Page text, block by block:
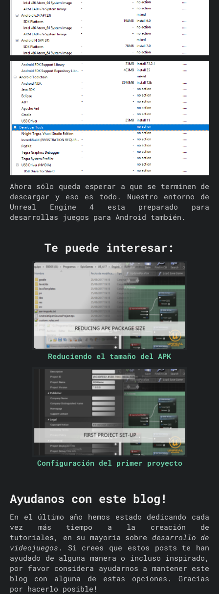
Ahora sólo queda esperar a que se terminen de
descargar y eso es todo. Nuestro entorno de
Unreal Engine 4 esta preparado para
desarrollas juegos para Android también.
Te puede interesar:
Reduciendo el tamaño del APK
Configuración del primer proyecto
Ayudanos con este blog!
En el último año hemos estado dedicando cada
vez más tiempo a la creación de
tutoriales, en su mayoria sobre desarrollo de
videojuegos . Si crees que estos posts te han
ayudado de alguna manera o incluso inspirado,
por favor considera ayudarnos a mantener este
blog con alguna de estas opciones. Gracias
por hacerlo posible!